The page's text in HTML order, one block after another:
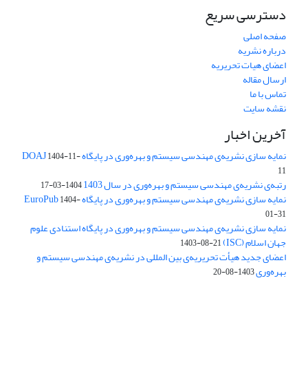
دسترسی سریع
صفحه اصلی
درباره نشریه
اعضای هیات تحریریه
ارسال مقاله
تماس با ما
نقشه سایت
آخرین اخبار
نمایه سازی نشریه‌ی مهندسی سیستم و بهره‌وری در پایگاه DOAJ1404-11-
11
رتبه‌ی نشریه‌ی مهندسی سیستم و بهره‌وری در سال 1403 1404-03-17
نمایه سازی نشریه‌ی مهندسی سیستم و بهره‌وری در پایگاه EuroPub1404-
01-31
نمایه سازی نشریه‌ی مهندسی سیستم و بهره‌وری در پایگاه استنادی علوم
جهان اسلام (ISC) 1403-08-21
اعضای جدید هیأت تحریریه‌ی بین المللی در نشریه‌ی مهندسی سیستم و
بهره‌وری1403-08-20